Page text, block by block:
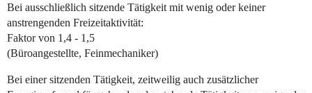
Bei ausschließlich sitzende Tätigkeit mit wenig oder keiner
anstrengenden Freizeitaktivität:
Faktor von 1,4 - 1,5
(Büroangestellte, Feinmechaniker)
Bei einer sitzenden Tätigkeit, zeitweilig auch zusätzlicher